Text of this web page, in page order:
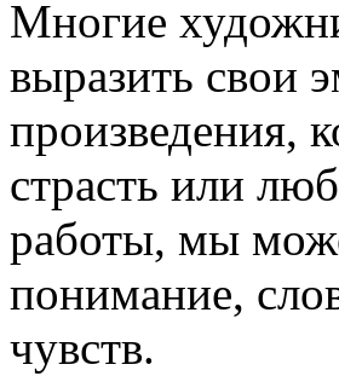
Многие
выразить свои
произведения,
страсть или
работы, мы
понимание,
чувств.